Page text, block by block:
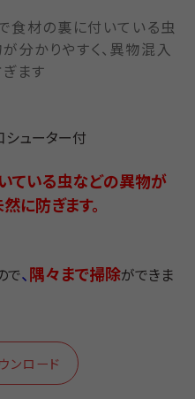
食材の裏に付いている虫
分かりやすく、異物混入
ます
シューター付
ている虫などの異物が
に防ぎます。
で、隅々まで掃除ができま
ンロード